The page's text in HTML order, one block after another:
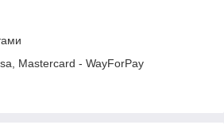
Mastercard - WayForPay